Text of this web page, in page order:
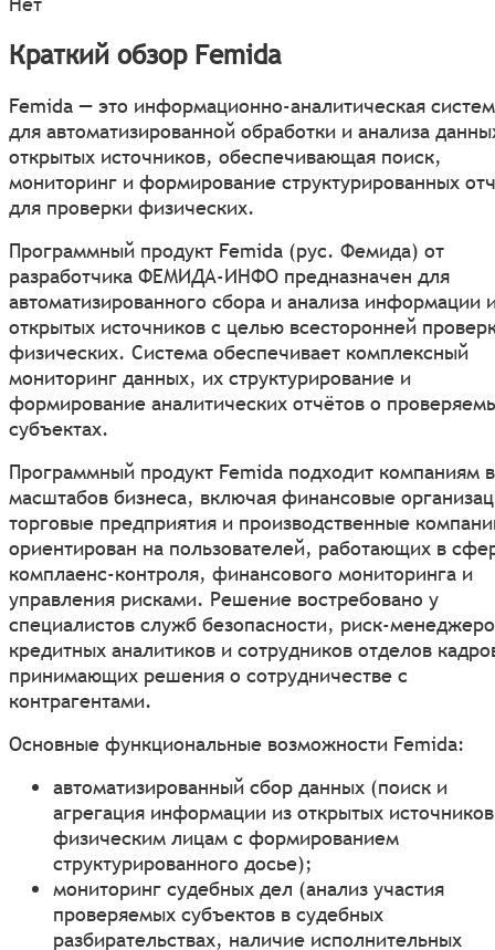
Краткий обзор Femida
Femida — это информационно-аналитическая
для автоматизированной обработки и анализа
открытых источников, обеспечивающая поиск,
мониторинг и формирование структурированных
для проверки физических.
Программный продукт Femida (рус. Фемида) от
разработчика ФЕМИДА-ИНФО предназначен для
автоматизированного сбора и анализа информации
открытых источников с целью всесторонней
физических. Система обеспечивает комплексный
мониторинг данных, их структурирование и
формирование аналитических отчётов о
субъектах.
Программный продукт Femida подходит компаниям
масштабов бизнеса, включая финансовые
торговые предприятия и производственные
ориентирован на пользователей, работающих в
комплаенс-контроля, финансового мониторинга и
управления рисками. Решение востребовано у
специалистов служб безопасности, риск-
кредитных аналитиков и сотрудников отделов
принимающих решения о сотрудничестве с
контрагентами.
Основные функциональные возможности Femida:
автоматизированный сбор данных (поиск и
агрегация информации из открытых
физическим лицам с формированием
структурированного досье);
мониторинг судебных дел (анализ участия
проверяемых субъектов в судебных
разбирательствах, наличие исполнительных